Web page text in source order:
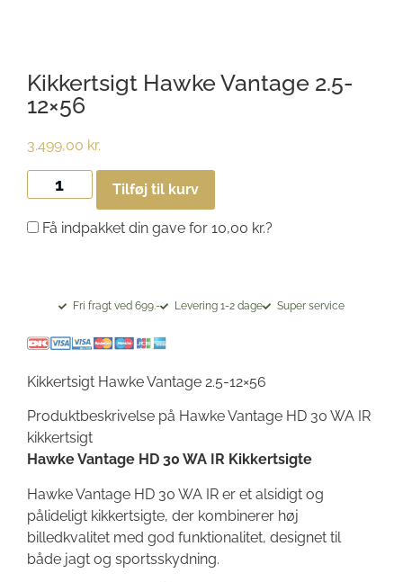
Kikkertsigt Hawke Vantage 2.5-
12×56
3.499,00 kr.
Tilføj til kurv
Få indpakket din gave for 10,00 kr.?
Fri fragt ved 699.- Levering 1-2 dage Super service
Kikkertsigt Hawke Vantage 2.5-12×56
Produktbeskrivelse på Hawke Vantage HD 30 WA IR
kikkertsigt
Hawke Vantage HD 30 WA IR Kikkertsigte
Hawke Vantage HD 30 WA IR er et alsidigt og
pålideligt kikkertsigte, der kombinerer høj
billedkvalitet med god funktionalitet, designet til
både jagt og sportsskydning.